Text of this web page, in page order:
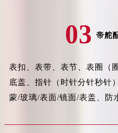
福建省龙岩市新罗区九一南
福建省南平市建阳区人民西
福建省三明市三元区东乾二
福建省漳州市龙文区步港路
03 帝舵
表扣、表带、表节、表圈（
底盖、指针（时针分针秒针
蒙/玻璃/表面/镜面/表盖、防